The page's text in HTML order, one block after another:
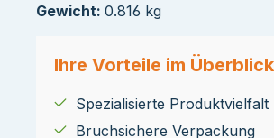
Gewicht: 0.816 kg
Ihre Vorteile im Überblick
Spezialisierte Produktvielfalt
Bruchsichere Verpackung